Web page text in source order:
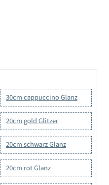
30cm cappuccino Glanz
20cm gold Glitzer
20cm schwarz Glanz
20cm rot Glanz